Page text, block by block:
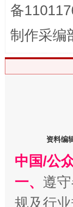
在谋
备
制作采编
资料编
中国/公
一、 遵
规及行